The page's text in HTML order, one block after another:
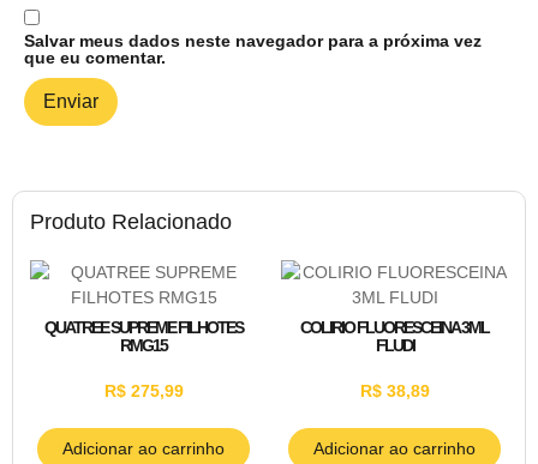
Produto Relacionado
QUATREE SUPREME FILHOTES
RMG15
R$275,99
Adicionar ao carrinho
COLIRIO FLUORESCEINA 3ML
FLUDI
R$38,89
Adicionar ao carrinho
Salvar meus dados neste navegador para a próxima vez
que eu comentar.